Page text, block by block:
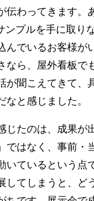
伝わってきます。
ンプルを手に取り
んでいるお客様が
なら、屋外看板で
が聞こえてきて、
なと感じました。
じたのは、成果が
ではなく、事前・
いているという点
してしまうと、ど